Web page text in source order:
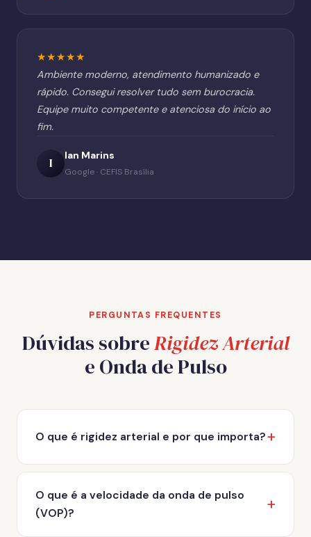
★★★★★
Ambiente moderno, atendimento humanizado e
rápido. Consegui resolver tudo sem burocracia.
Equipe muito competente e atenciosa do início ao
fim.
I Ian Marins
Google · CEFIS Brasília
PERGUNTAS FREQUENTES
Dúvidas sobreRigidez Arterial
e Onda de Pulso
O que é rigidez arterial e por que importa?
Rigidez arterial é o endurecimento progressivo das
paredes das artérias — processo natural do
envelhecimento, mas acelerado por hipertensão,
O que é a velocidade da onda de pulso
(VOP)?